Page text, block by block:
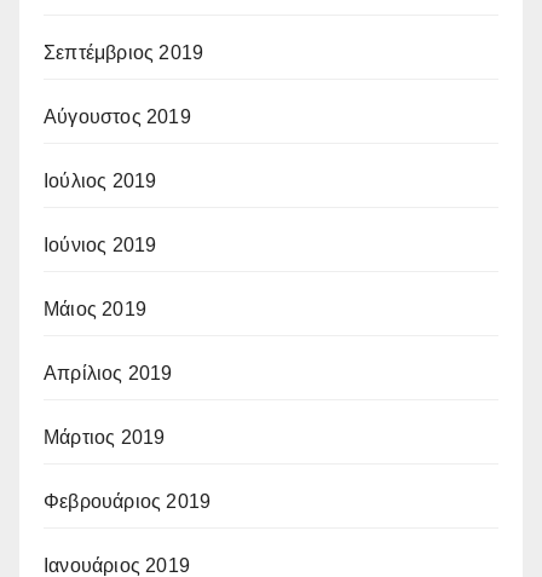
Σεπτέμβριος 2019
Αύγουστος 2019
Ιούλιος 2019
Ιούνιος 2019
Μάιος 2019
Απρίλιος 2019
Μάρτιος 2019
Φεβρουάριος 2019
Ιανουάριος 2019